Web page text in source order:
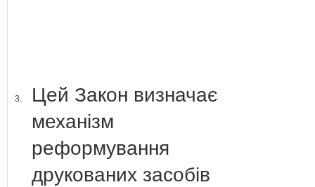
3.
Цей Закон визначає
механізм
реформування
друкованих засобів